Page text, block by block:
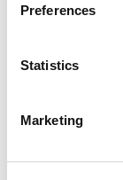
Preferences
Statistics
Marketing